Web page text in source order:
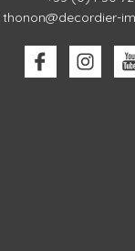
thonon@decordier-